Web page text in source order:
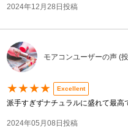
2024年12月28日投稿
モアコンユーザーの声 (
★★★★ Excellent
派手すぎずナチュラルに盛れて最高
2024年05月08日投稿